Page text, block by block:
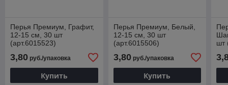
Перья Премиум, Графит,
12-15 см, 30 шт
(арт.6015523)
3,80 руб./упаковка
Купить
Перья Премиум, Белый,
12-15 см, 30 шт
(арт.6015506)
3,80руб./упаковка
Купить
шт